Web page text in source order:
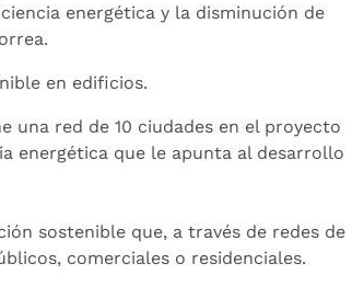
energética y la disminución de
en edificios.
una red de 10 ciudades en el proyecto
energética que le apunta al desarrollo
sostenible que, a través de redes de
comerciales o residenciales.